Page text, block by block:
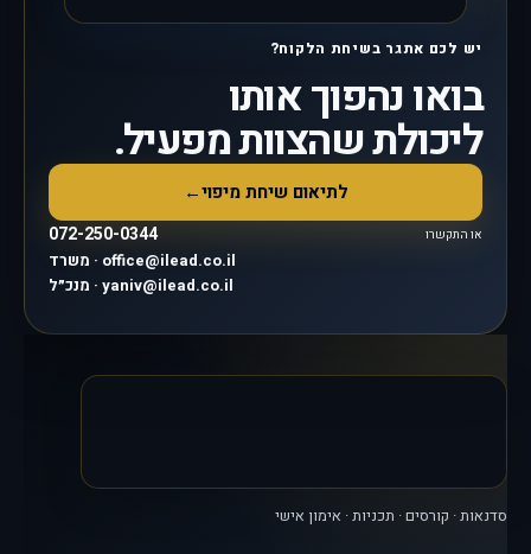
יש לכם אתגר בשיחת הלקוח?
בואו נהפוך אותו
ליכולת שהצוות מפעיל.
לתיאום שיחת מיפוי←
או התקשרו 072-250-0344
משרד · office@ilead.co.il
מנכ״ל · yaniv@ilead.co.il
סדנאות · קורסים · תכניות · אימון אישי